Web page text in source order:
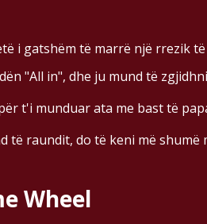
i gatshëm të marrë një rrezik të
"All in", dhe ju mund të
t'i munduar ata me bast të
raundit, do të keni më
Wheel